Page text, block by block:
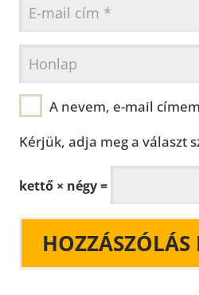
A nevem, e-mail
Kérjük, adja meg a választ
kettő × négy =